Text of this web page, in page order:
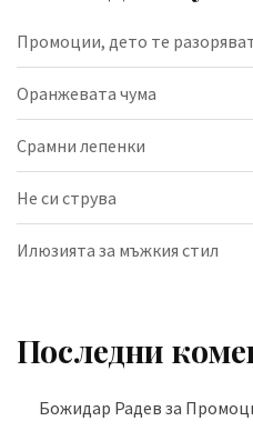
Промоции, дето те
Оранжевата чума
Срамни лепенки
Не си струва
Илюзията за мъжкия стил
Последни
Божидар Радев за